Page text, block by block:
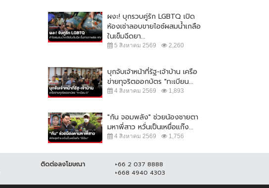
ผงะ! บุกรวบคู่รัก LGBTQ เปิด
ห้องเช่าลอบขายไอซ์ผสมน้ำเกลือ
ในเข็มฉีดยา...
5 สิงหาคม 2569 2,260
บุกจับเจ้าหน้าที่รัฐ-เจ้าบ้าน เครือ
ข่ายทุจริตออกบัตร "ทะเบียน...
4 สิงหาคม 2569 1,893
"กัน จอมพลัง" ช่วยน้องชายตา
มหาพี่สาว หวั่นเป็นเหยื่อแก๊ง...
4 สิงหาคม 2569 1,756
ติดต่อลงโฆษณา
+66 2 037 8888
+668 4940 4303